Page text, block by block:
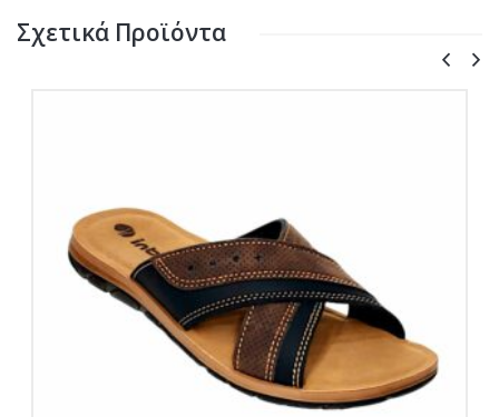
Σχετικά Προϊόντα